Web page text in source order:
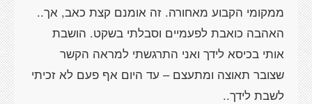
ממקומי הקבוע מאחורה. זה אומנם קצת כאב, אך..
האהבה כואבת לפעמיים וסבלתי בשקט. הושבת
אותי בכיסא לידך ואני התרגשתי למראה הקשר
שצובר תאוצה ומתעצם – עד היום אף פעם לא זכיתי
לשבת לידך..